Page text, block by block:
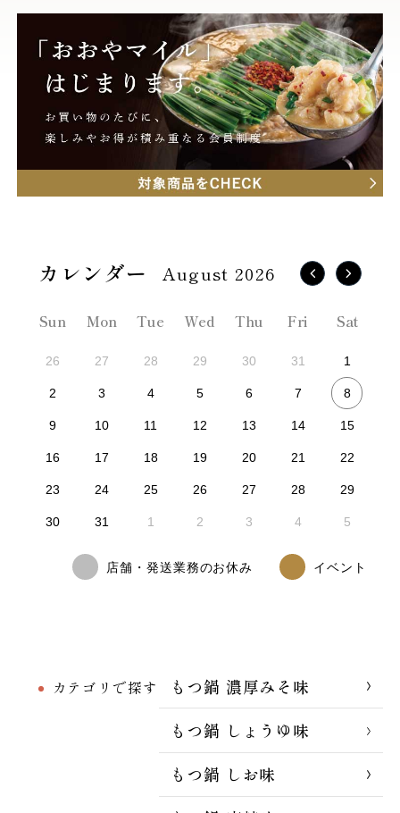
カテゴリで探す
もつ鍋 濃厚みそ味
もつ鍋 しょうゆ味
もつ鍋 しお味
August 2026
Sun Mon Tue Wed Thu Fri Sat
26 27 28 29 30 31 1
2 3 4 5 6 7 8
9 10 11 12 13 14 15
16 17 18 19 20 21 22
23 24 25 26 27 28 29
30 31 1 2 3 4 5
店舗・発送業務のお休み イベント